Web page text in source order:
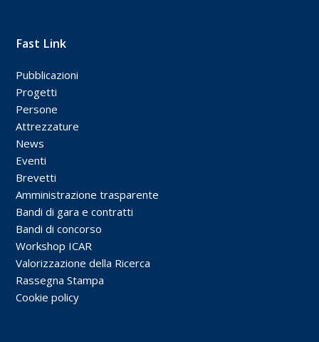
Fast Link
Pubblicazioni
Progetti
Persone
Attrezzature
News
Eventi
Brevetti
Amministrazione trasparente
Bandi di gara e contratti
Bandi di concorso
Workshop ICAR
Valorizzazione della Ricerca
Rassegna Stampa
Cookie policy